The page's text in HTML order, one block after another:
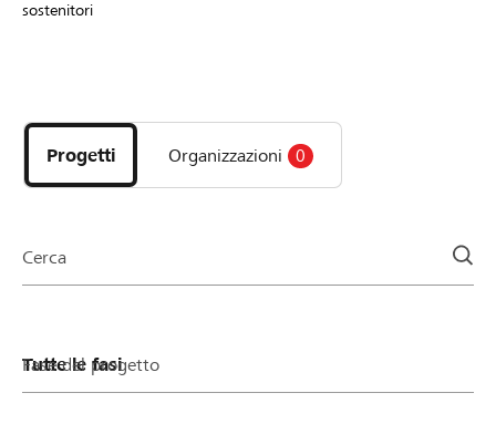
DE FR IT
sostenitori
i
progetti
e
della
Progetti Organizzazioni 0
Cerca
Fase del progetto